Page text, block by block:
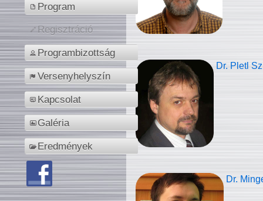
Program
Regisztráció
Programbizottság
Versenyhelyszín
Kapcsolat
Galéria
Eredmények
Dr. Pletl
Dr.